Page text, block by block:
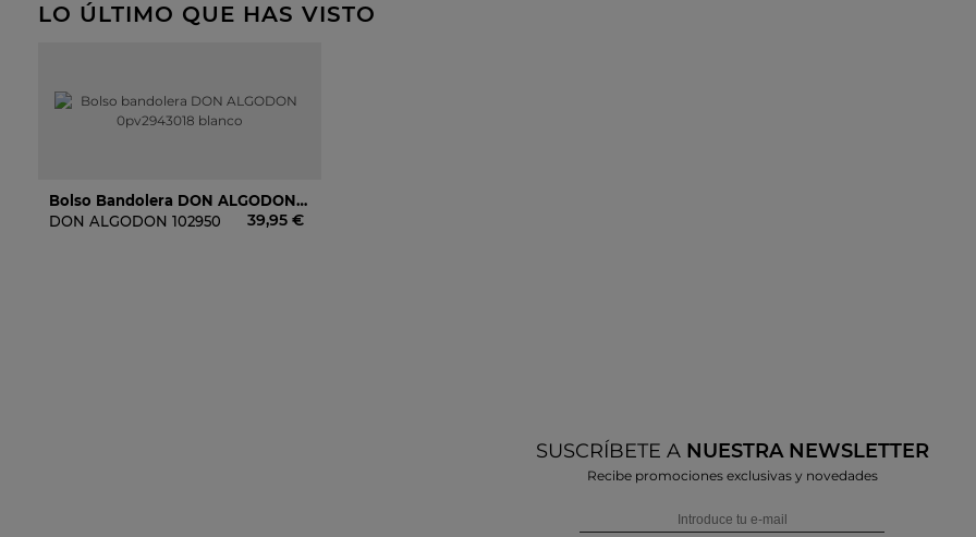
LO ÚLTIMO QUE HAS VISTO
Bolso Bandolera DON ALGODON 0pv2943018 Blanco
DON ALGODON 102950 39,95 €
SUSCRÍBETE A NUESTRA NEWSLETTER
Recibe promociones exclusivas y novedades